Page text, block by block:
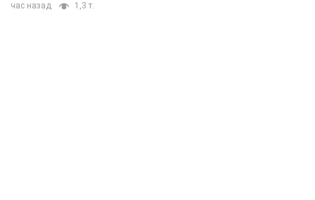
час назад 1,3 т.